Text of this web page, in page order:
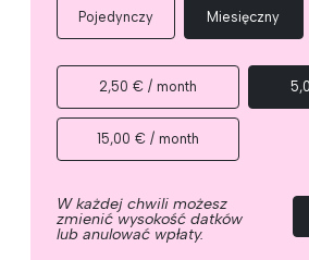
Pojedynczy Miesięczny
2,50 € / month
15,00 € / month
W każdej chwili możesz
zmienić wysokość datków
lub anulować wpłaty.